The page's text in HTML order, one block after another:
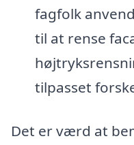
fagfolk
til at rense
tilpasset
Det er værd at